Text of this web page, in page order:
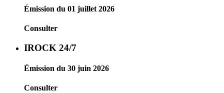
Émission du 01 juillet 2026
Consulter
IROCK 24/7
Émission du 30 juin 2026
Consulter